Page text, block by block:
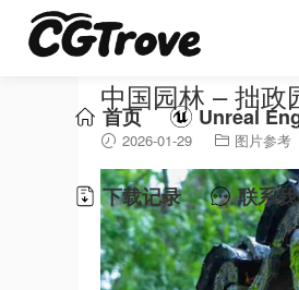
首页 Unreal
下载记录 联系
中国园林 – 拙政
2026-01-29 图片参考